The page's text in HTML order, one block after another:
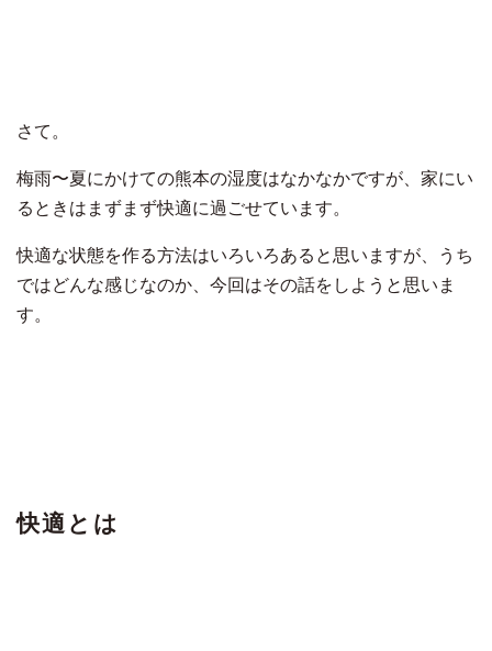
さて。
梅雨〜夏にかけての熊本の湿度はなかなかですが、家にい
るときはまずまず快適に過ごせています。
快適な状態を作る方法はいろいろあると思いますが、うち
ではどんな感じなのか、今回はその話をしようと思いま
す。
快適とは